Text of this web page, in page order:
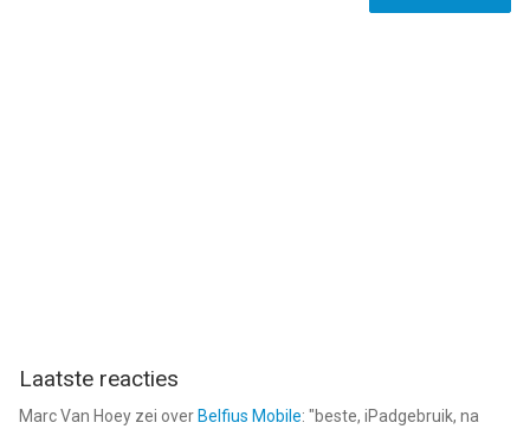
Laatste reacties
Marc Van Hoey zei over Belfius Mobile: "beste, iPadgebruik, na